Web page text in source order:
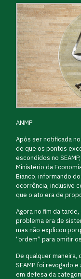
ANMP
Após ser notificada
de que os pontos
escondidos no
Ministério da
Bianco, informando
ocorrência, inclusive
que o ato era de
Agora no fim da
problema era de
mas não explicou
“ordem” para omitir
De qualquer maneira,
SEAMP foi revogado
em defesa da